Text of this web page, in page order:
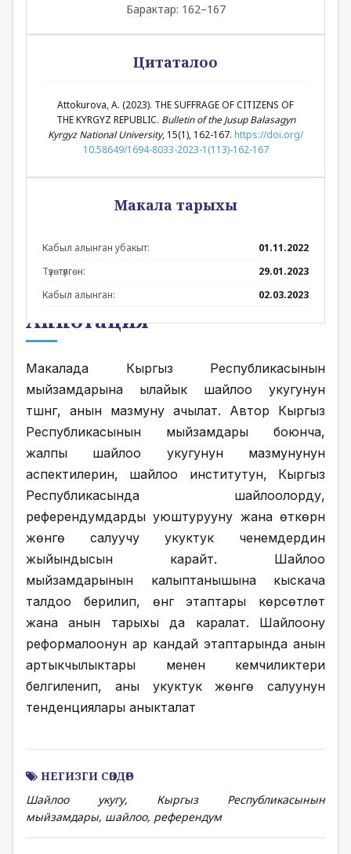
Аннотация
Макалада Кыргыз Республикасынын
мыйзамдарына ылайык шайлоо укугунун
тҥшҥнҥгҥ, анын мазмуну ачылат. Автор Кыргыз
Республикасынын мыйзамдары боюнча,
жалпы шайлоо укугунун мазмунунун
аспектилерин, шайлоо институтун, Кыргыз
Республикасында шайлоолорду,
референдумдарды уюштурууну жана өткөрҥҥнҥ
жөнгө салуучу укуктук ченемдердин
жыйындысын карайт. Шайлоо
мыйзамдарынын калыптанышына кыскача
талдоо берилип, өнҥгҥҥ этаптары көрсөтҥлөт
жана анын тарыхы да каралат. Шайлоону
реформалоонун ар кандай этаптарында анын
артыкчылыктары менен кемчиликтери
белгиленип, аны укуктук жөнгө салуунун
тенденциялары аныкталат
НЕГИЗГИ СӨЗДӨР
Шайлоо укугу, Кыргыз Республикасынын
мыйзамдары, шайлоо, референдум
Барактар: 162–167
Цитаталоо
Attokurova, A. (2023). THE SUFFRAGE OF CITIZENS OF
THE KYRGYZ REPUBLIC. Bulletin of the Jusup Balasagyn
Kyrgyz National University, 15(1), 162-167. https://doi.org/
10.58649/1694-8033-2023-1(113)-162-167
Макала тарыхы
Кабыл алынган убакыт:
01.11.2022
Түзөтүлгөн:
29.01.2023
Кабыл алынган:
02.03.2023